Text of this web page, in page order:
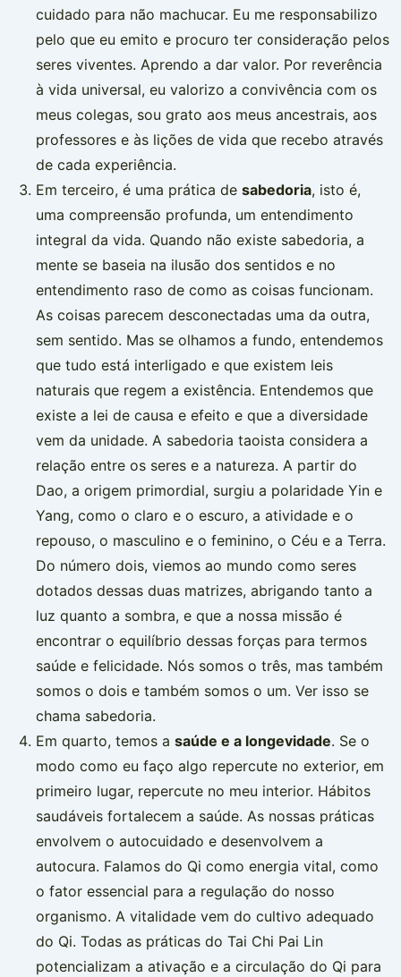
cuidado para não machucar. Eu me responsabilizo
pelo que eu emito e procuro ter consideração pelos
seres viventes. Aprendo a dar valor. Por reverência
à vida universal, eu valorizo a convivência com os
meus colegas, sou grato aos meus ancestrais, aos
professores e às lições de vida que recebo através
de cada experiência.
Em terceiro, é uma prática de sabedoria, isto é,
uma compreensão profunda, um entendimento
integral da vida. Quando não existe sabedoria, a
mente se baseia na ilusão dos sentidos e no
entendimento raso de como as coisas funcionam.
As coisas parecem desconectadas uma da outra,
sem sentido. Mas se olhamos a fundo, entendemos
que tudo está interligado e que existem leis
naturais que regem a existência. Entendemos que
existe a lei de causa e efeito e que a diversidade
vem da unidade. A sabedoria taoista considera a
relação entre os seres e a natureza. A partir do
Dao, a origem primordial, surgiu a polaridade Yin e
Yang, como o claro e o escuro, a atividade e o
repouso, o masculino e o feminino, o Céu e a Terra.
Do número dois, viemos ao mundo como seres
dotados dessas duas matrizes, abrigando tanto a
luz quanto a sombra, e que a nossa missão é
encontrar o equilíbrio dessas forças para termos
saúde e felicidade. Nós somos o três, mas também
somos o dois e também somos o um. Ver isso se
chama sabedoria.
Em quarto, temos a saúde e a longevidade. Se o
modo como eu faço algo repercute no exterior, em
primeiro lugar, repercute no meu interior. Hábitos
saudáveis fortalecem a saúde. As nossas práticas
envolvem o autocuidado e desenvolvem a
autocura. Falamos do Qi como energia vital, como
o fator essencial para a regulação do nosso
organismo. A vitalidade vem do cultivo adequado
do Qi. Todas as práticas do Tai Chi Pai Lin
potencializam a ativação e a circulação do Qi para